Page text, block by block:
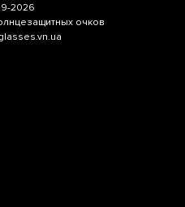
2026
очков